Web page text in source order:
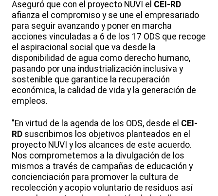
Aseguró que con el proyecto NUVI el CEI-RD
afianza el compromiso y se une el empresariado
para seguir avanzando y poner en marcha
acciones vinculadas a 6 de los 17 ODS que recoge
el aspiracional social que va desde la
disponibilidad de agua como derecho humano,
pasando por una industrialización inclusiva y
sostenible que garantice la recuperación
económica, la calidad de vida y la generación de
empleos.
"En virtud de la agenda de los ODS, desde el CEI-
RD suscribimos los objetivos planteados en el
proyecto NUVI y los alcances de este acuerdo.
Nos comprometemos a la divulgación de los
mismos a través de campañas de educación y
concienciación para promover la cultura de
recolección y acopio voluntario de residuos así